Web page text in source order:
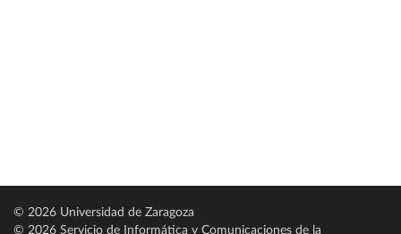
© 2026 Universidad de Zaragoza
© 2026 Servicio de Informática y Comunicaciones de la